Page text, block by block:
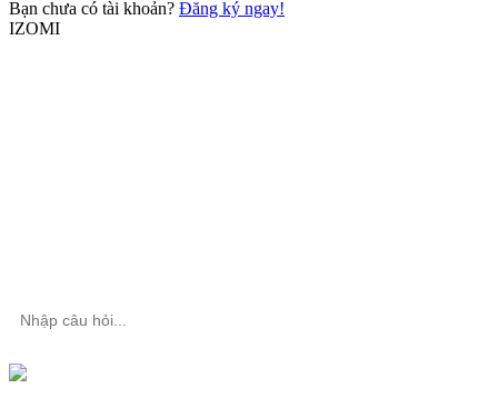
Bạn chưa có tài khoản? Đăng ký ngay!
IZOMI